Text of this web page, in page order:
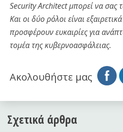
Security Architect μπορεί να σας
Και οι δύο ρόλοι είναι
προσφέρουν ευκαιρίες για
τομέα της κυβερνοασφάλειας.
Ακολουθήστε μας
Σχετικά άρθρα